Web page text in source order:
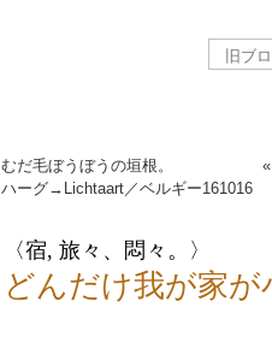
むだ毛ぼうぼうの垣根。
ハーグ→Lichtaart／ベルギー161016
〈宿, 旅々、悶々。〉
どんだけ我が家